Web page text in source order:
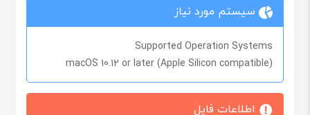
سیستم مورد نیاز
Supported Operation Systems
macOS 10.12 or later (Apple Silicon compatible)
اطلاعات فایل